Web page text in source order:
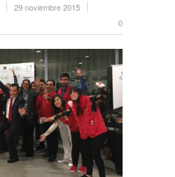
29 noviembre 2015
0